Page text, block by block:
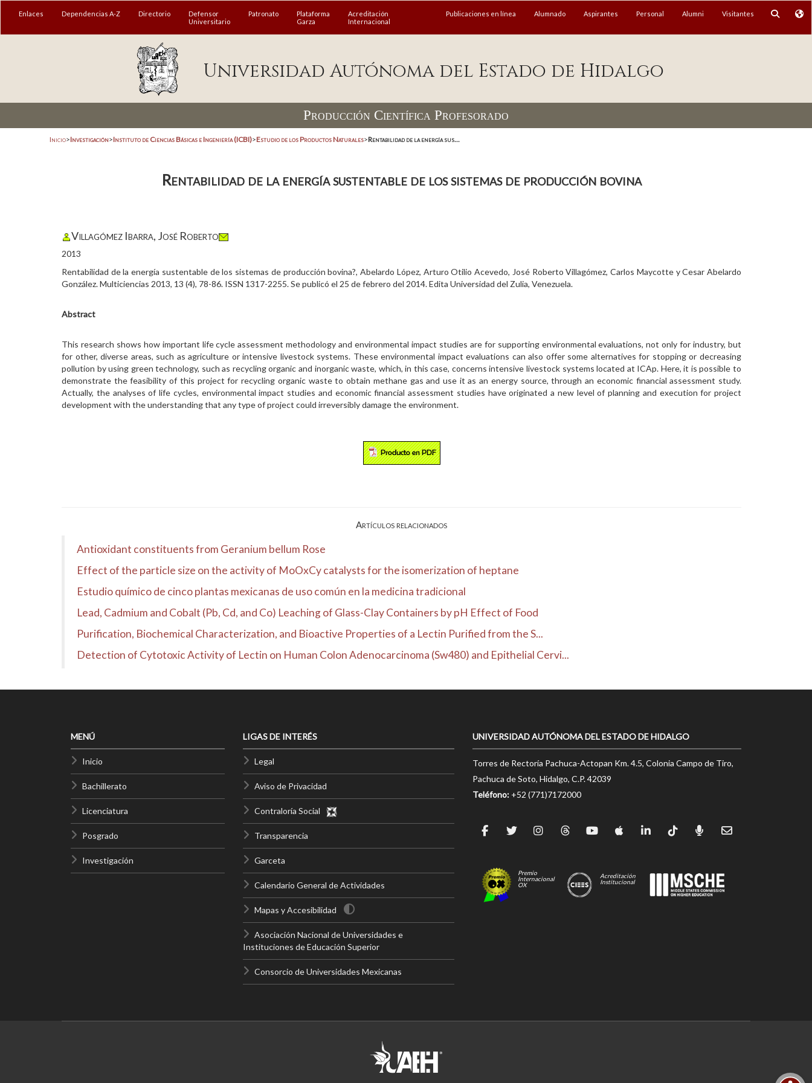
Enlaces Dependencias A-Z Directorio
Defensor
Universitario
Patronato
Plataforma
Garza
Acreditación
Internacional
Publicaciones en línea Alumnado Aspirantes Personal Alumni Visitantes
Universidad Autónoma del Estado de Hidalgo
Producción Científica Profesorado
Inicio>Investigación>Instituto de Ciencias Básicas e Ingeniería (ICBI)>Estudio de los Productos Naturales>Rentabilidad de la energía sus...
Rentabilidad de la energía sustentable de los sistemas de producción bovina
Villagómez Ibarra, José Roberto
2013
Rentabilidad de la energía sustentable de los sistemas de producción bovina?, Abelardo López, Arturo Otilio Acevedo, José Roberto Villagómez, Carlos Maycotte y Cesar Abelardo
González. Multiciencias 2013, 13 (4), 78-86. ISSN 1317-2255. Se publicó el 25 de febrero del 2014. Edita Universidad del Zulia, Venezuela.
Abstract
This research shows how important life cycle assessment methodology and environmental impact studies are for supporting environmental evaluations, not only for industry, but
for other, diverse areas, such as agriculture or intensive livestock systems. These environmental impact evaluations can also offer some alternatives for stopping or decreasing
pollution by using green technology, such as recycling organic and inorganic waste, which, in this case, concerns intensive livestock systems located at ICAp. Here, it is possible to
demonstrate the feasibility of this project for recycling organic waste to obtain methane gas and use it as an energy source, through an economic financial assessment study.
Actually, the analyses of life cycles, environmental impact studies and economic financial assessment studies have originated a new level of planning and execution for project
development with the understanding that any type of project could irreversibly damage the environment.
Artículos relacionados
Antioxidant constituents from Geranium bellum Rose
Effect of the particle size on the activity of MoOxCy catalysts for the isomerization of heptane
Estudio químico de cinco plantas mexicanas de uso común en la medicina tradicional
Lead, Cadmium and Cobalt (Pb, Cd, and Co) Leaching of Glass-Clay Containers by pH Effect of Food
Purification, Biochemical Characterization, and Bioactive Properties of a Lectin Purified from the S...
Detection of Cytotoxic Activity of Lectin on Human Colon Adenocarcinoma (Sw480) and Epithelial Cervi...
MENÚ
Inicio
Bachillerato
Licenciatura
Posgrado
Investigación
LIGAS DE INTERÉS
Legal
Aviso de Privacidad
Contraloría Social
Transparencia
Garceta
Calendario General de Actividades
Mapas y Accesibilidad
Asociación Nacional de Universidades e
Instituciones de Educación Superior
Consorcio de Universidades Mexicanas
UNIVERSIDAD AUTÓNOMA DEL ESTADO DE HIDALGO
Torres de Rectoría Pachuca-Actopan Km. 4.5, Colonia Campo de Tiro,
Pachuca de Soto, Hidalgo, C.P. 42039
Teléfono: +52 (771)7172000
Premio
Internacional
OX
Acreditación
Institucional